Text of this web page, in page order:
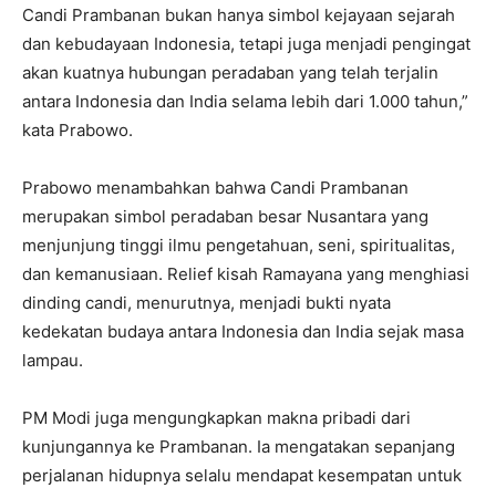
Candi Prambanan bukan hanya simbol kejayaan sejarah
dan kebudayaan Indonesia, tetapi juga menjadi pengingat
akan kuatnya hubungan peradaban yang telah terjalin
antara Indonesia dan India selama lebih dari 1.000 tahun,”
kata Prabowo.
Prabowo menambahkan bahwa Candi Prambanan
merupakan simbol peradaban besar Nusantara yang
menjunjung tinggi ilmu pengetahuan, seni, spiritualitas,
dan kemanusiaan. Relief kisah Ramayana yang menghiasi
dinding candi, menurutnya, menjadi bukti nyata
kedekatan budaya antara Indonesia dan India sejak masa
lampau.
PM Modi juga mengungkapkan makna pribadi dari
kunjungannya ke Prambanan. Ia mengatakan sepanjang
perjalanan hidupnya selalu mendapat kesempatan untuk